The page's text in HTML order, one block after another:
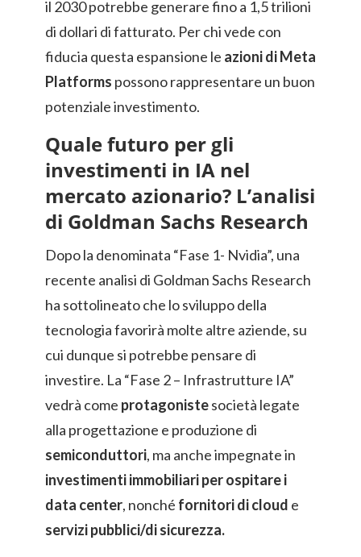
il 2030 potrebbe generare fino a 1,5 trilioni
di dollari di fatturato. Per chi vede con
fiducia questa espansione le azioni di Meta
Platforms possono rappresentare un buon
potenziale investimento.
Quale futuro per gli
investimenti in IA nel
mercato azionario? L’analisi
di Goldman Sachs Research
Dopo la denominata “Fase 1- Nvidia”, una
recente analisi di Goldman Sachs Research
ha sottolineato che lo sviluppo della
tecnologia favorirà molte altre aziende, su
cui dunque si potrebbe pensare di
investire. La “Fase 2 – Infrastrutture IA”
vedrà come protagonistesocietà legate
alla progettazione e produzione di
semiconduttori, ma anche impegnate in
investimenti immobiliari per ospitare i
data center, nonché fornitori di cloud e
servizi pubblici/di sicurezza.